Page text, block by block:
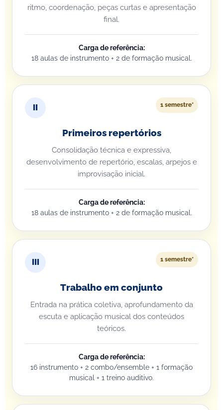
ritmo, coordenação, peças curtas e apresentação
final.
Carga de referência:
18 aulas de instrumento + 2 de formação musical.
II 1 semestre*
Primeiros repertórios
Consolidação técnica e expressiva,
desenvolvimento de repertório, escalas, arpejos e
improvisação inicial.
Carga de referência:
18 aulas de instrumento + 2 de formação musical.
III 1 semestre*
Trabalho em conjunto
Entrada na prática coletiva, aprofundamento da
escuta e aplicação musical dos conteúdos
teóricos.
Carga de referência:
16 instrumento + 2 combo/ensemble + 1 formação
musical + 1 treino auditivo.